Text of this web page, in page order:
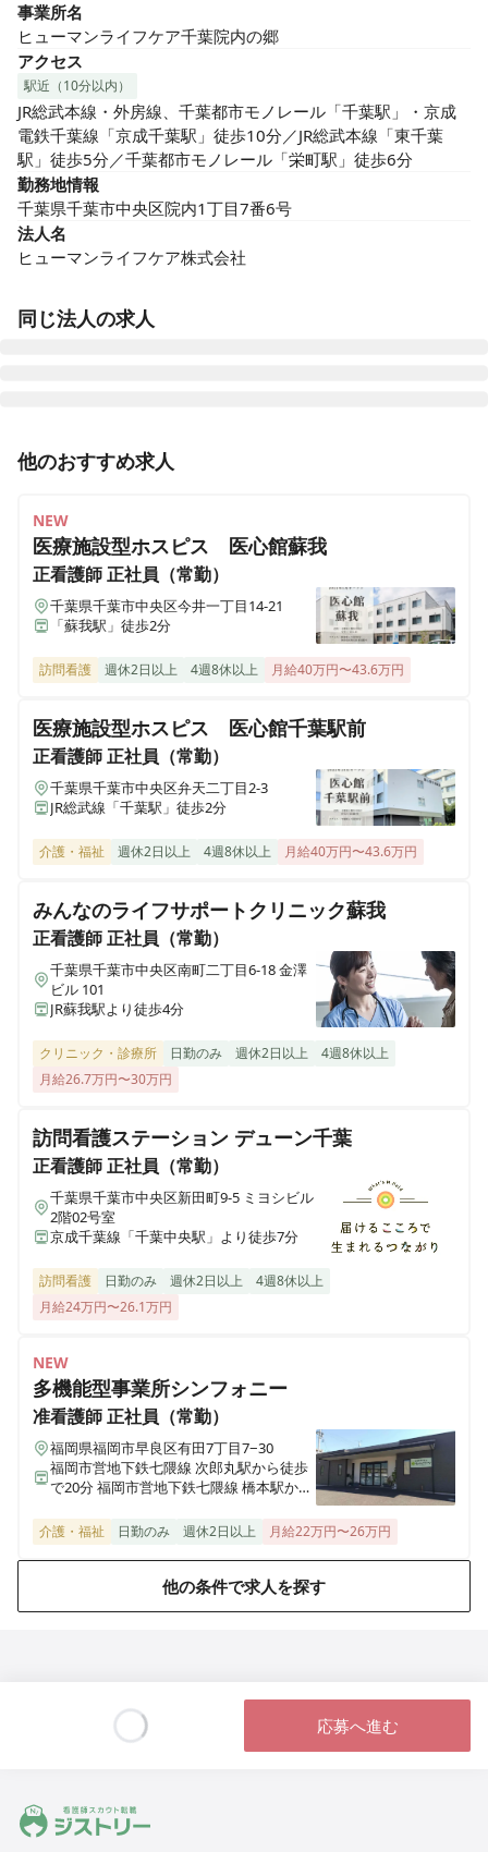
事業所名
ヒューマンライフケア千葉院内の郷
アクセス
駅近（10分以内）
JR総武本線・外房線、千葉都市モノレール「千葉駅」・京成
電鉄千葉線「京成千葉駅」徒歩10分／JR総武本線「東千葉
駅」徒歩5分／千葉都市モノレール「栄町駅」徒歩6分
勤務地情報
千葉県千葉市中央区院内1丁目7番6号
法人名
ヒューマンライフケア株式会社
同じ法人の求人
愛知県岡崎市井田西町13番16
ヒューマンライフケア 豊橋の湯
愛知県豊橋市忠興1丁目1番6号 コーポ白鳥１階
ヒューマンライフケア 平安の湯
愛知県名古屋市北区上飯田東町3丁目6番2号
ヒューマンライフケア 泉大津の湯
ヒューマンライフケア 本郷の湯
愛知県名古屋市名東区本郷2丁目77番地1 メゾントモエ1階
ヒューマンライフケア なにわ乃湯
ヒューマンライフケア伏見の宿
ヒューマンライフケア 望地
神奈川県綾瀬市小園1538番1号 メゾンサンサーラ1階
神奈川県川崎市宮前区水沢3丁目14番3号
ヒューマンライフケア麻生グループホーム
神奈川県川崎市麻生区千代ヶ丘7丁目6-4
神奈川県川崎市麻生区千代ヶ丘7丁目6-4
ヒューマンライフケア 日根野湯
大阪府泉佐野市日根野7157
ヒューマンライフケア 八尾の湯
大阪府八尾市本町1丁目1番18号 レジデンス八楽101
ヒューマンライフケア 鶴の湯（デイサービス）
東京都江東区冬木22-24 1階
東京都板橋区南常盤台2丁目9番2号 コーポ小松
他のおすすめ求人
NEW
医療施設型ホスピス 医心館蘇我
正看護師正社員（常勤）
千葉県千葉市中央区今井一丁目14-21
「蘇我駅」徒歩2分
訪問看護 週休2日以上 4週8休以上 月給40万円〜43.6万円
医療施設型ホスピス 医心館千葉駅前
正看護師正社員（常勤）
千葉県千葉市中央区弁天二丁目2-3
JR総武線「千葉駅」徒歩2分
介護・福祉 週休2日以上 4週8休以上 月給40万円〜43.6万円
みんなのライフサポートクリニック蘇我
正看護師正社員（常勤）
千葉県千葉市中央区南町二丁目6-18 金澤
ビル 101
JR蘇我駅より徒歩4分
クリニック・診療所 日勤のみ 週休2日以上
4週8休以上
月給26.7万円〜30万円
訪問看護ステーション デューン千葉
正看護師正社員（常勤）
千葉県千葉市中央区新田町9-5 ミヨシビル
2階02号室
京成千葉線「千葉中央駅」より徒歩7分
訪問看護 日勤のみ 週休2日以上
4週8休以上
月給24万円〜26.1万円
NEW
多機能型事業所シンフォニー
准看護師正社員（常勤）
福岡県福岡市早良区有田7丁目7−30
福岡市営地下鉄七隈線 次郎丸駅から徒歩
で20分 福岡市営地下鉄七隈線 橋本駅から
介護・福祉 日勤のみ 週休2日以上 月給22万円〜26万円
他の条件で求人を探す
応募へ進む
ジストリー 看護師の転職マッチング